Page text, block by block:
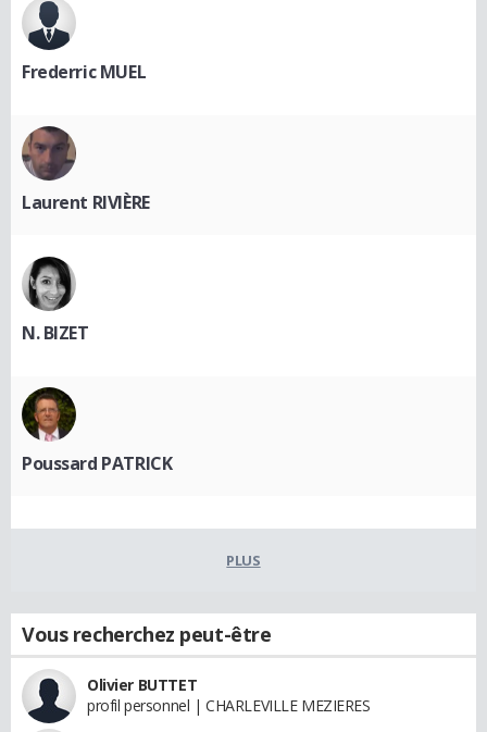
Frederric MUEL
Laurent RIVIÈRE
N. BIZET
Poussard PATRICK
PLUS
Vous recherchez peut-être
Olivier BUTTET
profil personnel | CHARLEVILLE MEZIERES